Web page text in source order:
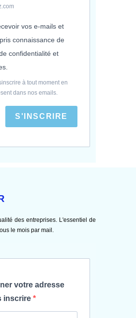
vos e-mails et
connaissance de
confidentialité et
à tout moment en
dans nos emails.
S'INSCRIRE
des entreprises. L'essentiel de
le mois par mail.
votre adresse
inscrire